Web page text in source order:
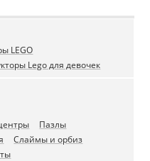
LEGO
Lego для девочек
Пазлы
Слаймы и орбиз